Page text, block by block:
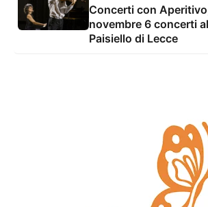
Concerti con
novembre 6 concerti
Paisiello di Lecce